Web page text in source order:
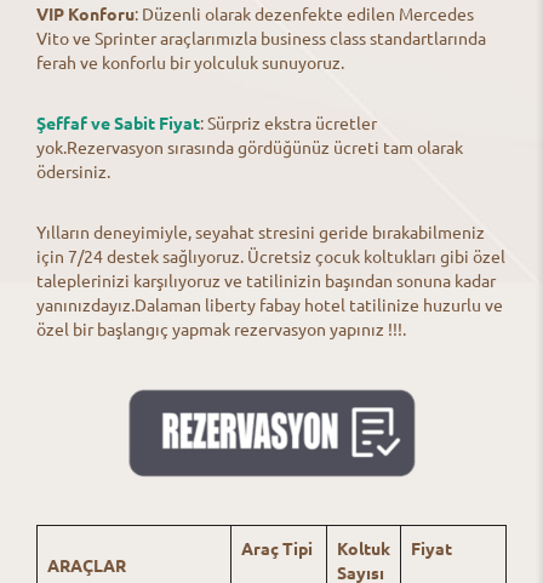
VIP Konforu: Düzenli olarak dezenfekte edilen Mercedes
Vito ve Sprinter araçlarımızla business class standartlarında
ferah ve konforlu bir yolculuk sunuyoruz.
Şeffaf ve Sabit Fiyat: Sürpriz ekstra ücretler
yok.Rezervasyon sırasında gördüğünüz ücreti tam olarak
ödersiniz.
Yılların deneyimiyle, seyahat stresini geride bırakabilmeniz
için 7/24 destek sağlıyoruz. Ücretsiz çocuk koltukları gibi özel
taleplerinizi karşılıyoruz ve tatilinizin başından sonuna kadar
yanınızdayız.Dalaman liberty fabay hotel tatilinize huzurlu ve
özel bir başlangıç yapmak rezervasyon yapınız !!!.
ARAÇLAR
Araç Tipi
Koltuk
Sayısı
Fiyat